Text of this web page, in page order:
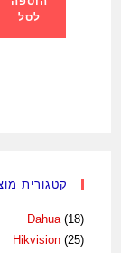
לסל
קטגורית
Dahua (18)
Hikvision (25)